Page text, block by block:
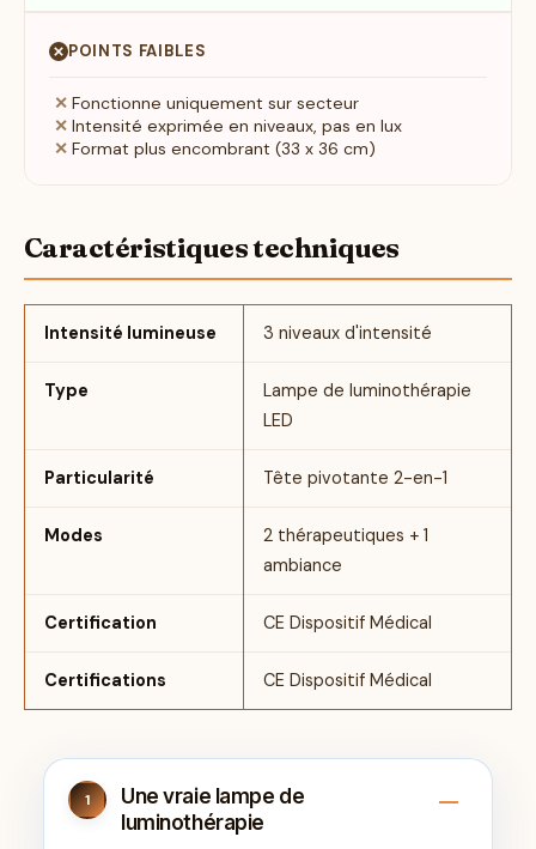
POINTS FAIBLES
Fonctionne uniquement sur secteur
Intensité exprimée en niveaux, pas en lux
Format plus encombrant (33 x 36 cm)
Caractéristiques techniques
Intensité lumineuse 3 niveaux d'intensité
Type
Lampe de luminothérapie
LED
Particularité Tête pivotante 2-en-1
Modes
2 thérapeutiques + 1
ambiance
Certification CE Dispositif Médical
Certifications CE Dispositif Médical
1
Une vraie lampe de
luminothérapie